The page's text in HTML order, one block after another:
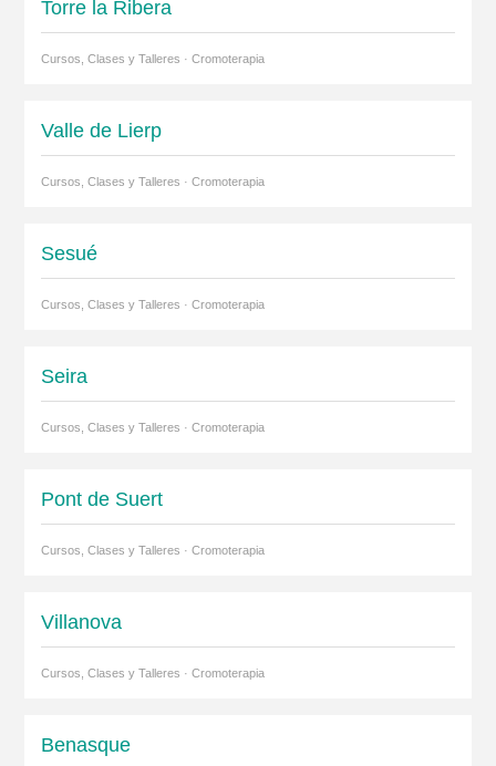
Torre la Ribera
Cursos, Clases y Talleres · Cromoterapia
Valle de Lierp
Cursos, Clases y Talleres · Cromoterapia
Sesué
Cursos, Clases y Talleres · Cromoterapia
Seira
Cursos, Clases y Talleres · Cromoterapia
Pont de Suert
Cursos, Clases y Talleres · Cromoterapia
Villanova
Cursos, Clases y Talleres · Cromoterapia
Benasque